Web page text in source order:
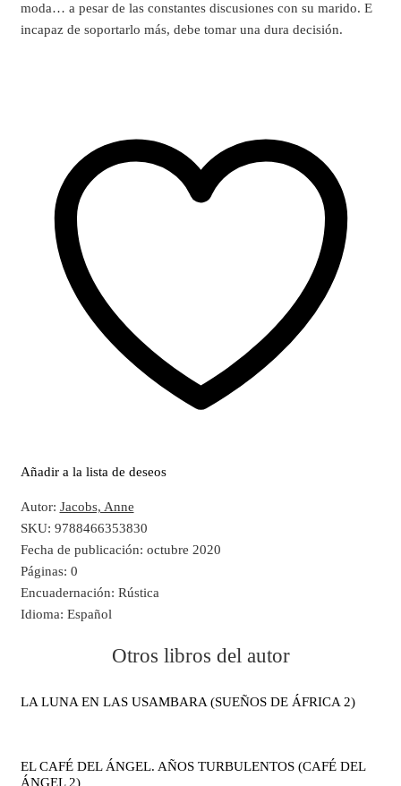
moda… a pesar de las constantes discusiones con su marido. E
incapaz de soportarlo más, debe tomar una dura decisión.
Añadir a la lista de deseos
Autor: Jacobs, Anne
SKU: 9788466353830
Fecha de publicación: octubre 2020
Páginas: 0
Encuadernación: Rústica
Idioma: Español
Otros libros del autor
LA LUNA EN LAS USAMBARA (SUEÑOS DE ÁFRICA 2)
EL CAFÉ DEL ÁNGEL. AÑOS TURBULENTOS (CAFÉ DEL
ÁNGEL 2)